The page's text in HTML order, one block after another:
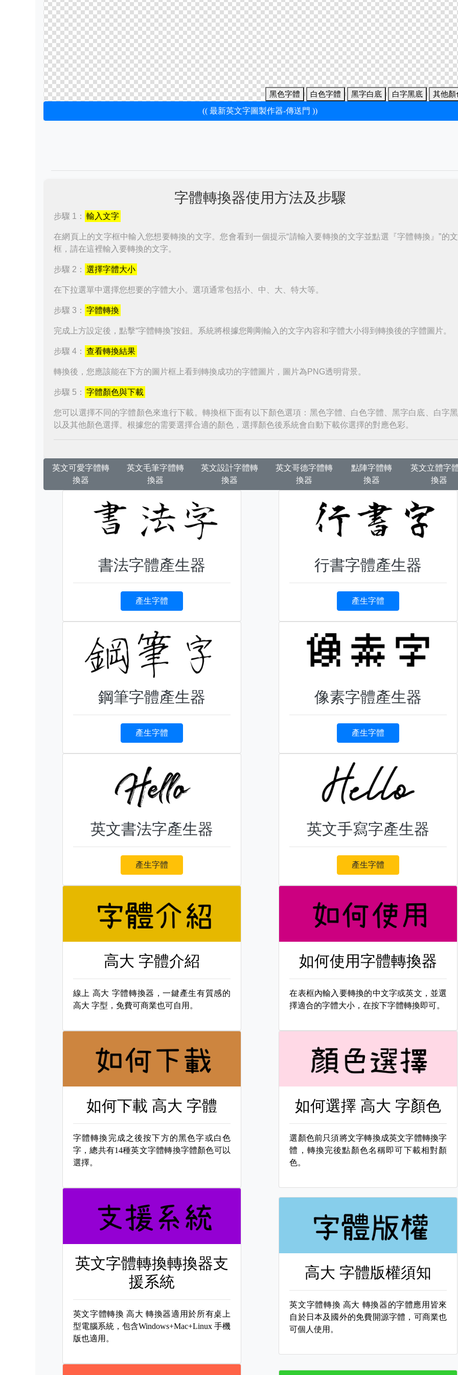
黑色字體 白色字體 黑字白底 白字黑底 其他
(( 最新英文字圖製作器-傳送門 ))
字體轉換器使用方法及步驟
步驟 1： 輸入文字
在網頁上的文字框中輸入您想要轉換的文字。您會看到一個提示“請輸入要轉換的文字並點選『字體轉換』”的
框，請在這裡輸入要轉換的文字。
步驟 2： 選擇字體大小
在下拉選單中選擇您想要的字體大小。選項通常包括小、中、大、特大等。
步驟 3： 字體轉換
完成上方設定後，點擊“字體轉換”按鈕。系統將根據您剛剛輸入的文字內容和字體大小得到轉換後的字體圖片。
步驟 4： 查看轉換結果
轉換後，您應該能在下方的圖片框上看到轉換成功的字體圖片，圖片為PNG透明背景。
步驟 5： 字體顏色與下載
您可以選擇不同的字體顏色來進行下載。轉換框下面有以下顏色選項：黑色字體、白色字體、黑字白底、白字
以及其他顏色選擇。根據您的需要選擇合適的顏色，選擇顏色後系統會自動下載你選擇的對應色彩。
英文可愛字體轉
換器
英文毛筆字體轉
換器
英文設計字體轉
換器
英文哥德字體轉
換器
點陣字體轉
換器
英文立體字
換器
書法字體產生器
產生字體
行書字體產生器
產生字體
鋼筆字體產生器
產生字體
像素字體產生器
產生字體
英文書法字產生器
產生字體
英文手寫字產生器
產生字體
高大 字體介紹
線上 高大 字體轉換器，一鍵產生有質感的
高大 字型，免費可商業也可自用。
如何使用字體轉換器
在表框內輸入要轉換的中文字或英文，並選
擇適合的字體大小，在按下字體轉換即可。
如何下載 高大 字體
字體轉換完成之後按下方的黑色字或白色
字，總共有14種英文字體轉換字體顏色可以
選擇。
如何選擇 高大 字顏色
選顏色前只須將文字轉換成英文字體轉換字
體，轉換完後點顏色名稱即可下載相對顏
色。
英文字體轉換轉換器支
援系統
英文字體轉換高大 轉換器適用於所有桌上
型電腦系統，包含Windows+Mac+Linux 手機
版也適用。
高大 字體版權須知
英文字體轉換 高大 轉換器的字體應用皆來
自於日本及國外的免費開源字體，可商業也
可個人使用。